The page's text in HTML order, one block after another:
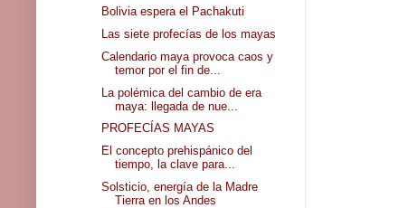
Bolivia espera el Pachakuti
Las siete profecías de los mayas
Calendario maya provoca caos y
temor por el fin de...
La polémica del cambio de era
maya: llegada de nue...
PROFECÍAS MAYAS
El concepto prehispánico del
tiempo, la clave para...
Solsticio, energía de la Madre
Tierra en los Andes